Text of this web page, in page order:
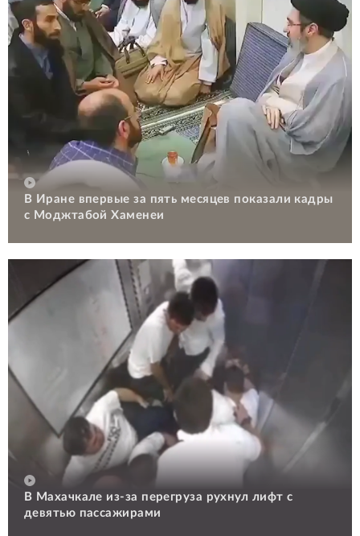
В Иране впервые за пять месяцев показали кадры
с Моджтабой Хаменеи
В Махачкале из-за перегруза рухнул лифт с
девятью пассажирами